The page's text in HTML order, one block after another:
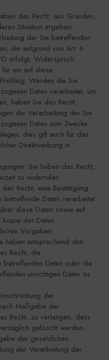
das Recht, aus Gründen,
Situation ergeben,
der Sie betreffenden
die aufgrund von Art. 6
erfolgt, Widerspruch
ein auf diese
Werden die Sie
Daten verarbeitet, um
haben Sie das Recht,
die Verarbeitung der Sie
Daten zum Zwecke
dies gilt auch für das
Direktwerbung in
Sie haben das Recht,
zu widerrufen.
Recht, eine Bestätigung
Daten verarbeitet
diese Daten sowie auf
Kopie der Daten
Vorgaben.
haben entsprechend den
Recht, die
betreffenden Daten oder die
unrichtigen Daten zu
der
Maßgabe der
Recht, zu verlangen, dass
gelöscht werden,
der gesetzlichen
der Verarbeitung der